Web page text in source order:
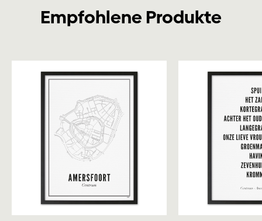
Empfohlene Produkte